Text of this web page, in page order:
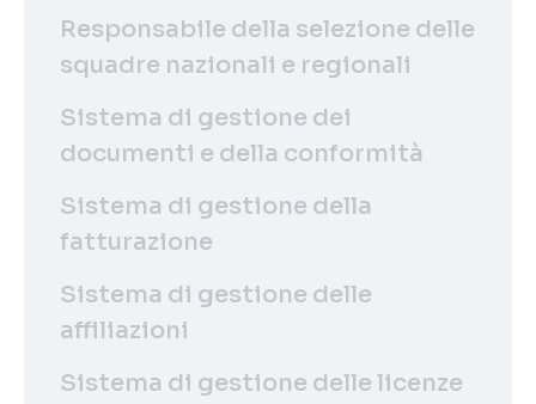
Responsabile della selezione delle
squadre nazionali e regionali
Sistema di gestione dei
documenti e della conformità
Sistema di gestione della
fatturazione
Sistema di gestione delle
affiliazioni
Sistema di gestione delle licenze